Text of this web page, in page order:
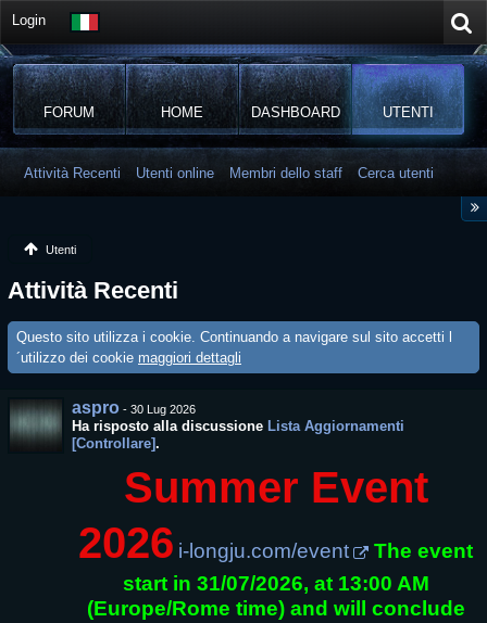
Login
FORUM HOME DASHBOARD UTENTI
Attività Recenti Utenti online Membri dello staff Cerca utenti
Utenti
Attività Recenti
Questo sito utilizza i cookie. Continuando a navigare sul sito accetti l
´utilizzo dei cookie maggiori dettagli
aspro - 30 Lug 2026
Ha risposto alla discussione Lista Aggiornamenti
[Controllare].
Summer Event
2026 i-longju.com/event
The event
start in 31/07/2026, at 13:00 AM
(Europe/Rome time) and will conclude